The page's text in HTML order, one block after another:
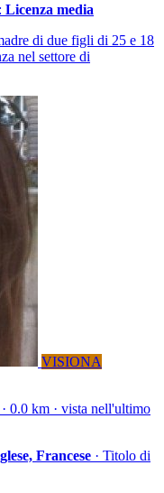
Licenza media
di due figli di 25 e 18
nel settore di
VISIONA
0.0 km · vista nell'ultimo
Francese · Titolo di